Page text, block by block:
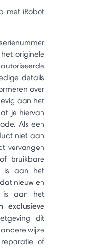
met iRobot
originele
details
over
aan het
je hiervan
Als een
niet aan
vervangen
bruikbare
is aan het
nieuw en
is aan het
exclusieve
dit
wijze
of